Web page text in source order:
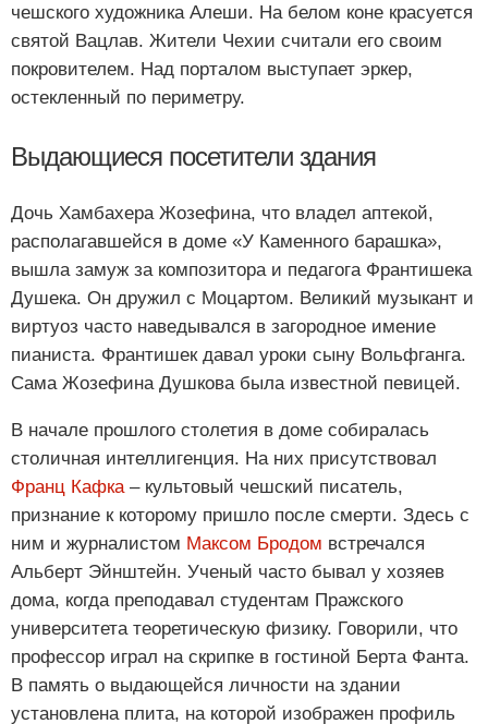
чешского художника Алеши. На белом коне красуется
святой Вацлав. Жители Чехии считали его своим
покровителем. Над порталом выступает эркер,
остекленный по периметру.
Выдающиеся посетители здания
Дочь Хамбахера Жозефина, что владел аптекой,
располагавшейся в доме «У Каменного барашка»,
вышла замуж за композитора и педагога Франтишека
Душека. Он дружил с Моцартом. Великий музыкант и
виртуоз часто наведывался в загородное имение
пианиста. Франтишек давал уроки сыну Вольфганга.
Сама Жозефина Душкова была известной певицей.
В начале прошлого столетия в доме собиралась
столичная интеллигенция. На них присутствовал
Франц Кафка– культовый чешский писатель,
признание к которому пришло после смерти. Здесь с
ним и журналистом Максом Бродом встречался
Альберт Эйнштейн. Ученый часто бывал у хозяев
дома, когда преподавал студентам Пражского
университета теоретическую физику. Говорили, что
профессор играл на скрипке в гостиной Берта Фанта.
В память о выдающейся личности на здании
установлена плита, на которой изображен профиль